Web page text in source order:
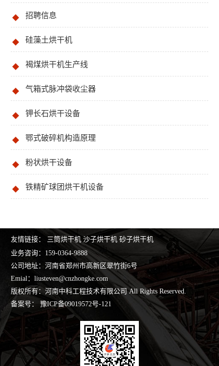
招聘信息
硅藻土烘干机
褐煤烘干机生产线
气箱式脉冲袋收尘器
钾长石烘干设备
鄂式破碎机构造原理
粉状烘干设备
铁精矿球团烘干机设备
友情链接： 三筒烘干机 沙子烘干机 砂子烘干机
业务咨询： 159-0364-9888
公司地址：河南省郑州市高新区翠竹街6号
Emial：liusteven@cnzhongke.com
版权所有：河南中科工程技术有限公司 All Rights Reserved.
备案号：
豫ICP备09019572号-121